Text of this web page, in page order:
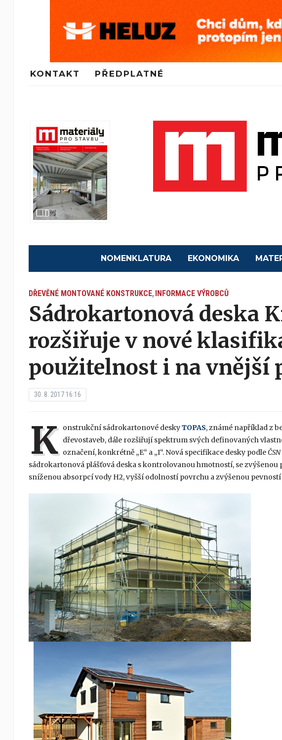
KONTAKT PŘEDPLATNÉ
NOMENKLATURA EKONOMIKA
DŘEVĚNÉ MONTOVANÉ KONSTRUKCE, INFORMACE VÝROBCŮ
Sádrokartonová deska
rozšiřuje v nové
použitelnost i na vnější
30. 8. 2017 16:16
K onstrukční sádrokartonové deskyTOPAS, známé například z
dřevostaveb, dále rozšiřují spektrum svých definovaných
označení, konkrétně „E“ a „I“. Nová specifikace desky podle
sádrokartonová plášťová deska s kontrolovanou hmotností, se
sníženou absorpcí vody H2, vyšší odolností povrchu a zvýšenou pevností